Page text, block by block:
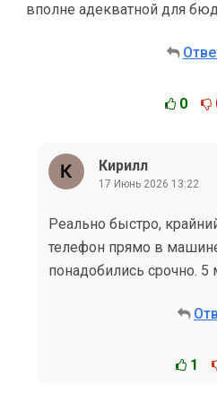
вполне адекватной для
0
Кирилл
17 Июнь 2026 13:22
Реально быстро,
телефон прямо в
понадобились срочно.
1